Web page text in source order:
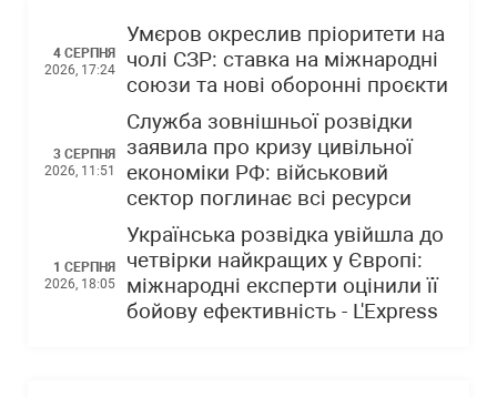
4 СЕРПНЯ
2026, 17:24
Умєров окреслив пріоритети на
чолі СЗР: ставка на міжнародні
союзи та нові оборонні проєкти
3 СЕРПНЯ
2026, 11:51
Служба зовнішньої розвідки
заявила про кризу цивільної
економіки РФ: військовий
сектор поглинає всі ресурси
1 СЕРПНЯ
2026, 18:05
Українська розвідка увійшла до
четвірки найкращих у Європі:
міжнародні експерти оцінили її
бойову ефективність - L'Express